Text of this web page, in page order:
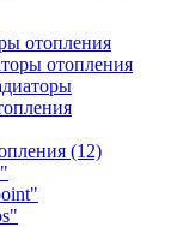
отопления
отопления
(12)